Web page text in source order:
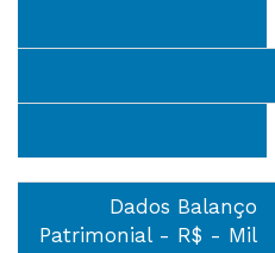
Dados Balanço
Patrimonial - R$ - Mil